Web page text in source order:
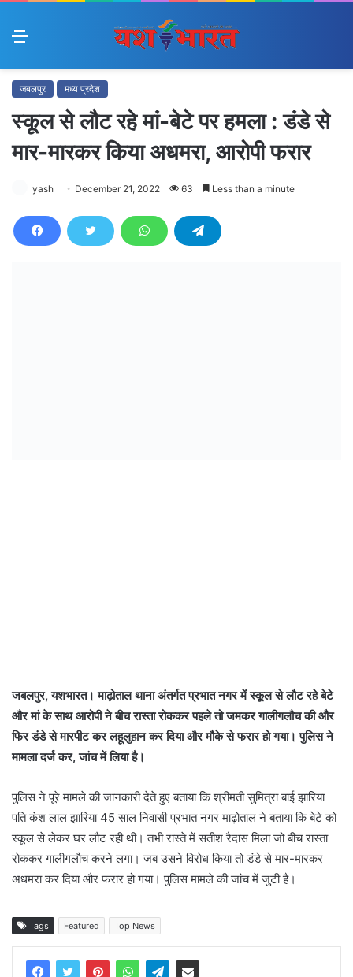
Menu
जबलपुर मध्य प्रदेश
स्कूल से लौट रहे मां-बेटे पर हमला : डंडे से
मार-मारकर किया अधमरा, आरोपी फरार
yash December 21, 2022 63 Less than a minute
जबलपुर, यशभारत। माढ़ोताल थाना अंतर्गत प्रभात नगर में स्कूल से लौट रहे बेटे
और मां के साथ आरोपी ने बीच रास्ता रोककर पहले तो जमकर गालीगलौच की और
फिर डंडे से मारपीट कर लहूलुहान कर दिया और मौके से फरार हो गया। पुलिस ने
मामला दर्ज कर, जांच में लिया है।
पुलिस ने पूरे मामले की जानकारी देते हुए बताया कि श्रीमती सुमित्रा बाई झारिया
पति कंश लाल झारिया 45 साल निवासी प्रभात नगर माढ़ोताल ने बताया कि बेटे को
स्कूल से लेकर घर लौट रही थी। तभी रास्ते में सतीश रैदास मिला जो बीच रास्ता
रोककर गालीगलौच करने लगा। जब उसने विरोध किया तो डंडे से मार-मारकर
अधमरा कर दिया और फरार हो गया। पुलिस मामले की जांच में जुटी है।
Tags Featured Top News